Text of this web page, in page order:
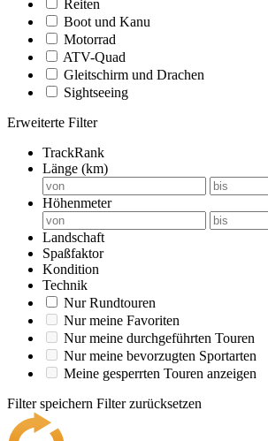
Reiten
Boot und Kanu
Motorrad
ATV-Quad
Gleitschirm und Drachen
Sightseeing
Erweiterte Filter
TrackRank
Länge (km)
Höhenmeter
Landschaft
Spaßfaktor
Kondition
Technik
Nur Rundtouren
Nur meine Favoriten
Nur meine durchgeführten Touren
Nur meine bevorzugten Sportarten
Meine gesperrten Touren anzeigen
Filter speichern Filter zurücksetzen